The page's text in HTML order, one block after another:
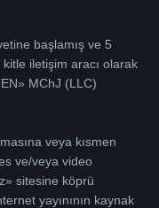
başlamış ve 5
iletişim aracı olarak
MChJ (LLC)
veya kısmen
ve/veya video
sitesine köprü
yayınının kaynak